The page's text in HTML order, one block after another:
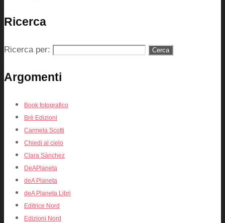
Ricerca
Ricerca per:
Argomenti
Book fotografico
Brè Edizioni
Carmela Scotti
Chiedi al cielo
Clara Sànchez
DeAPlaneta
deA Planeta
deA Planeta Libri
Editrice Nord
Edizioni Nord